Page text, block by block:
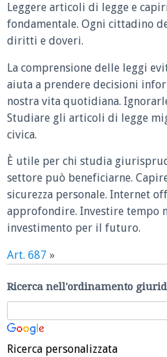
Leggere articoli di legge e
fondamentale. Ogni cittadino
diritti e doveri.
La comprensione delle leggi
aiuta a prendere decisioni
nostra vita quotidiana.
Studiare gli articoli di legge
civica.
È utile per chi studia
settore può beneficiarne.
sicurezza personale. Internet
approfondire. Investire tempo
investimento per il futuro.
Art. 687 »
Ricerca nell'ordinamento
Ricerca personalizzata